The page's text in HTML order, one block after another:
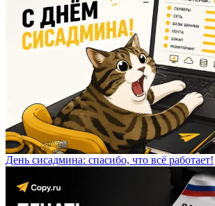
День сисадмина: спасибо, что всё работает!